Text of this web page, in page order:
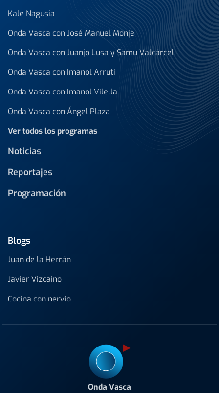
Kale Nagusia
Onda Vasca con José Manuel Monje
Onda Vasca con Juanjo Lusa y Samu Valcárcel
Onda Vasca con Imanol Arruti
Onda Vasca con Imanol Vilella
Onda Vasca con Ángel Plaza
Ver todos los programas
Noticias
Reportajes
Programación
Blogs
Juan de la Herrán
Javier Vizcaino
Cocina con nervio
Onda Vasca